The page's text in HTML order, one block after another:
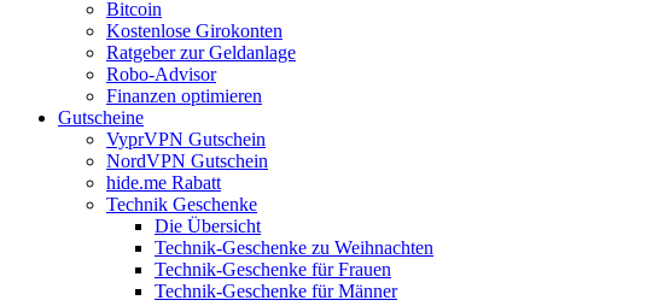
Bitcoin
Kostenlose Girokonten
Ratgeber zur Geldanlage
Robo-Advisor
Finanzen optimieren
Gutscheine
VyprVPN Gutschein
NordVPN Gutschein
hide.me Rabatt
Technik Geschenke
Die Übersicht
Technik-Geschenke zu Weihnachten
Technik-Geschenke für Frauen
Technik-Geschenke für Männer